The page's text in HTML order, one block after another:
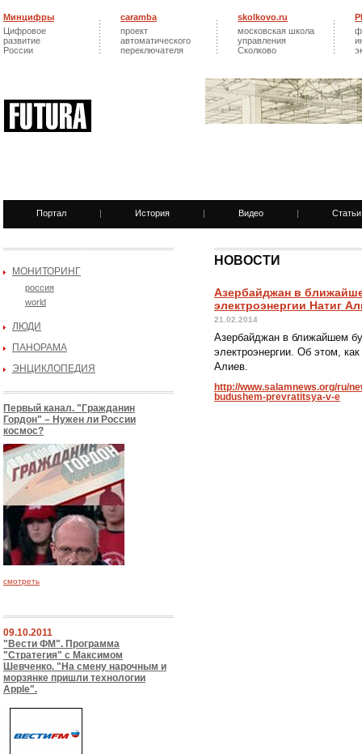
Минцифры
Цифровое
развитие
России
caramba
проект
автоматического
переключателя
skolkovo.ru
московская школа
управления
Сколково
Портал | История | Видео | Статьи
МОНИТОРИНГ
россия
world
ЛЮДИ
ПАНОРАМА
ЭНЦИКЛОПЕДИЯ
Первый канал. "Гражданин
Гордон" – Нужен ли России
космос?
смотреть
09.10.2011
"Вести ФМ". Программа
"Стратегия" с Максимом
Шевченко. "На смену нарочным и
морзянке пришли технологии
Apple".
НОВОСТИ
Азербайджан в
электроэнергии Натиг
21.02.2014
Азербайджан в ближайшем
электроэнергии. Об этом,
Алиев.
http://www.salamnews.org/ru/
budushem-prevratitsya-v-e